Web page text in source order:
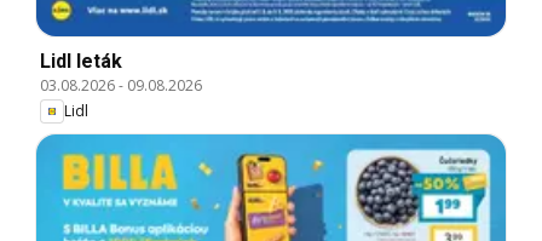
Lidl leták
03.08.2026- 09.08.2026
Lidl